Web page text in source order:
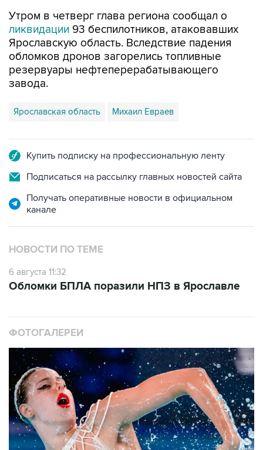
Утром в четверг глава региона сообщал о
ликвидации 93 беспилотников, атаковавших
Ярославскую область. Вследствие падения
обломков дронов загорелись топливные
резервуары нефтеперерабатывающего
завода.
Ярославская область Михаил Евраев
Купить подписку на профессиональную ленту
Подписаться на рассылку главных новостей сайта
Получать оперативные новости в официальном
канале
НОВОСТИ ПО ТЕМЕ
6 августа 11:32
Обломки БПЛА поразили НПЗ в Ярославле
ФОТОГАЛЕРЕИ